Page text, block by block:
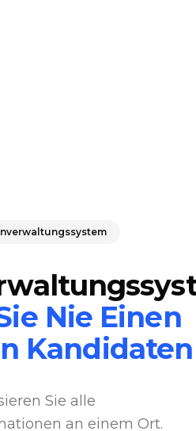
Nie Einen
Kandidaten
Sie alle
an einem Ort.